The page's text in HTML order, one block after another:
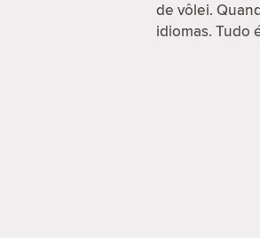
de vôlei.
idiomas. Tudo